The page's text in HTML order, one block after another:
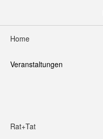
Home
Veranstaltungen
Rat+Tat